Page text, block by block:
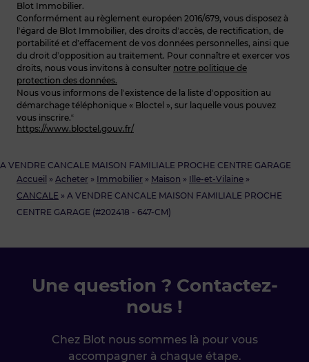
Accueil » Acheter » Immobilier » Maison » Ille-et-Vilaine »
CANCALE » A VENDRE CANCALE MAISON FAMILIALE PROCHE
CENTRE GARAGE (#202418 - 647-CM)
A VENDRE CANCALE MAISON FAMILIALE PROCHE CENTRE GARAGE
Blot Immobilier.
Conformément au règlement européen 2016/679, vous disposez à
l’égard de Blot Immobilier, des droits d’accès, de rectification, de
portabilité et d’effacement de vos données personnelles, ainsi que
du droit d’opposition au traitement. Pour connaître et exercer vos
droits, nous vous invitons à consulter notre politique de
protection des données.
Nous vous informons de l’existence de la liste d’opposition au
démarchage téléphonique « Bloctel », sur laquelle vous pouvez
vous inscrire.“
https://www.bloctel.gouv.fr/
Une question ? Contactez-
nous !
Chez Blot nous sommes là pour vous
accompagner à chaque étape.